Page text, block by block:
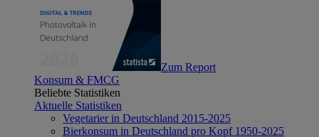
Zum Report
Konsum & FMCG
Beliebte Statistiken
Aktuelle Statistiken
Vegetarier in Deutschland 2015-2025
Bierkonsum in Deutschland pro Kopf 1950-2025